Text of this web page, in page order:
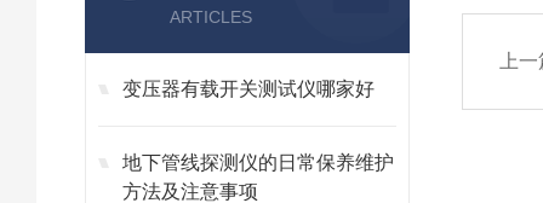
ARTICLES
变压器有载开关测试仪哪家好
地下管线探测仪的日常保养维护
方法及注意事项
上